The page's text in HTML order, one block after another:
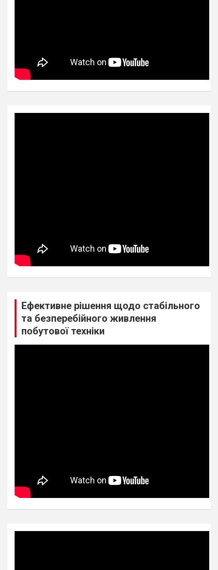
Ефективне рішення щодо стабільного
та безперебійного живлення
побутової техніки